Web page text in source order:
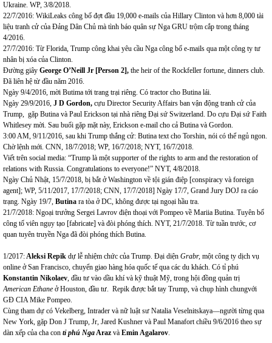
Ukraine. WP, 3/8/2018.
22/7/2016: WikiLeaks công bố đợt đầu 19,000 e-mails của Hillary Clinton và hơn 8,000 tài
liệu tranh cử của Đảng Dân Chủ mà tình báo quân sự Nga GRU trộm cắp trong tháng
4/2016.
27/7/2016: Từ Florida, Trump công khai yêu cầu Nga công bố e-mails qua một công ty tư
nhân bị xóa của Clinton.
Đường giây George O’Neill Jr [Person 2], the heir of the Rockfeller fortune, dinners club.
Đã liên hệ từ đầu năm 2016.
Ngày 9/4/2016, mời Butima tới trang trại riêng. Có tractor cho Butina lái.
Ngày 29/9/2016, J D Gordon, cựu Director Security Affairs ban vận động tranh cử của
Trump, gặp Butina và Paul Erickson tại nhà riêng Đại sứ Switzerland. Do cựu Đại sứ Faith
Whitlesey mời. Sau buổi gặp mặt này, Erickson e-mail cho cả Butina và Gordon.
3:00 AM, 9/11/2016, sau khi Trump thắng cử: Butina text cho Torshin, nói có thể ngủ ngon.
Chờ lệnh mới. CNN, 18/7/2018; WP, 16/7/2018; NYT, 16/7/2018.
Viết trên social media: “Trump là một supporter of the rights to arm and the restoration of
relations with Russia. Congratulations to everyone!” NYT, 4/8/2018.
Ngày Chủ Nhật, 15/7/2018, bị bắt ở Washington về tội gián điệp [conspiracy và foreign
agent]; WP, 5/11/2017, 17/7/2018; CNN, 17/7/2018] Ngày 17/7, Grand Jury DOJ ra cáo
trạng. Ngày 19/7, Butina ra tòa ở DC, không được tại ngoại hầu tra.
21/7/2018: Ngoại trưởng Sergei Lavrov điện thoại với Pompeo về Mariia Butina. Tuyên bố
công tố viên ngụy tạo [fabricate] và đòi phóng thích. NYT, 21/7/2018. Từ tuần trước, cơ
quan tuyên truyền Nga đã đòi phóng thích Butina.
1/2017: Aleksi Repik dự lễ nhiệm chức của Trump. Đại diện Grabr, một công ty dịch vụ
online ở San Francisco, chuyển giao hàng hóa quốc tế qua các du khách. Có tỉ phú
Konstantin Nikolaev , đầu tư vào dầu khí và kỹ thuật Mỹ, trong hội đồng quản trị
American Ethane ở Houston, đầu tư. Repik được bắt tay Trump, và chụp hình chungvới
GĐ CIA Mike Pompeo.
Cùng tham dự có Vekelberg, Intrader và nữ luật sư Natalia Veselnitskaya—người từng qua
New York, gặp Don J Trump, Jr, Jared Kushner và Paul Manafort chiều 9/6/2016 theo sự
dàn xếp của cha con tỉ phú Nga Araz và Emin Agalarov